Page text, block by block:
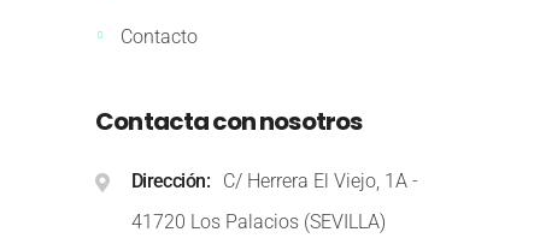
Contacto
Contacta con nosotros
Dirección
C/ Herrera El Viejo, 1A -
41720 Los Palacios (SEVILLA)